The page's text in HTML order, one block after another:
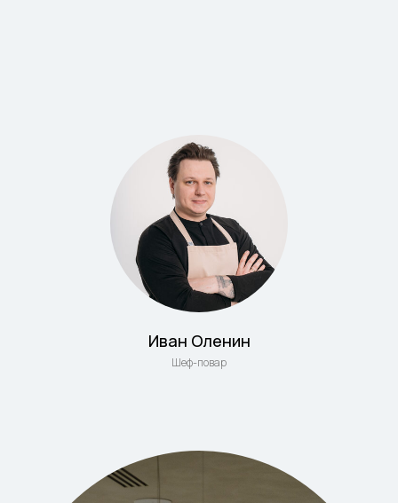
Иван Оленин
Шеф-повар